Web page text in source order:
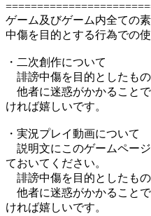
ゲーム及びゲーム内全ての素
中傷を目的とする行為での使
・二次創作について
誹謗中傷を目的としたもの
他者に迷惑がかかること
ければ嬉しいです。
・実況プレイ動画について
説明文にこのゲームペー
ておいてください。
誹謗中傷を目的としたもの
他者に迷惑がかかること
ければ嬉しいです。